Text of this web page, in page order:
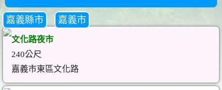
嘉義縣市 嘉義市
文化路夜市
240公尺
嘉義市東區文化路